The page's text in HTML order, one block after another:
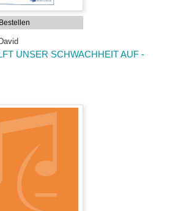
Bestellen
UNSER SCHWACHHEIT AUF -